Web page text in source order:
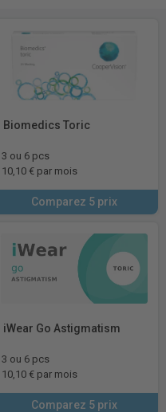
Biomedics Toric
3 ou 6 pcs
10,10 € par mois
Comparez 5 prix
iWear Go Astigmatism
3 ou 6 pcs
10,10 € par mois
Comparez 5 prix